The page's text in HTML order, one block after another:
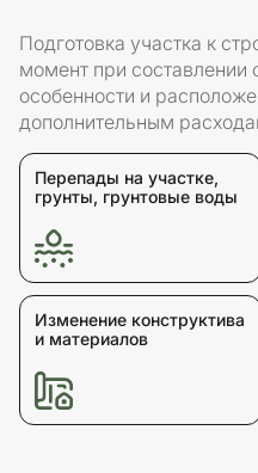
Подготовка участка к
момент при составлении
особенности и
дополнительным
Перепады на участке,
грунты, грунтовые воды
Изменение конструктива
и материалов